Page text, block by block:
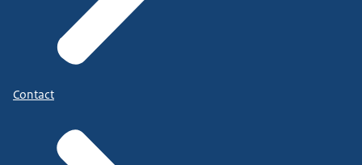
Contact